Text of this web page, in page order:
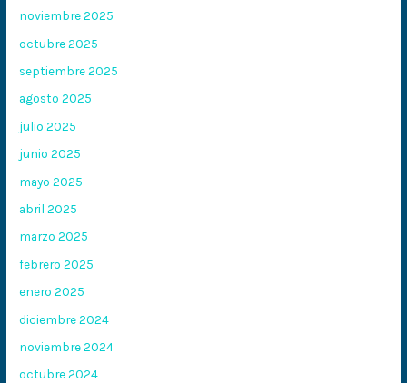
noviembre 2025
octubre 2025
septiembre 2025
agosto 2025
julio 2025
junio 2025
mayo 2025
abril 2025
marzo 2025
febrero 2025
enero 2025
diciembre 2024
noviembre 2024
octubre 2024